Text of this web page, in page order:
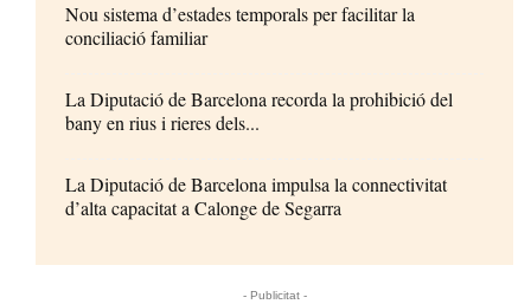
Nou sistema d’estades temporals per facilitar la
conciliació familiar
La Diputació de Barcelona recorda la prohibició del
bany en rius i rieres dels...
La Diputació de Barcelona impulsa la connectivitat
d’alta capacitat a Calonge de Segarra
- Publicitat -